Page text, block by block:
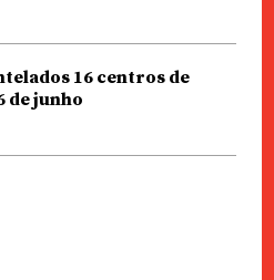
16 centros de
de junho